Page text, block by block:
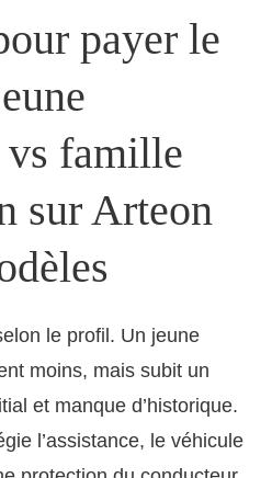
payer le
vs famille
sur Arteon
le profil. Un jeune
moins, mais subit un
et manque d’historique.
l’assistance, le véhicule